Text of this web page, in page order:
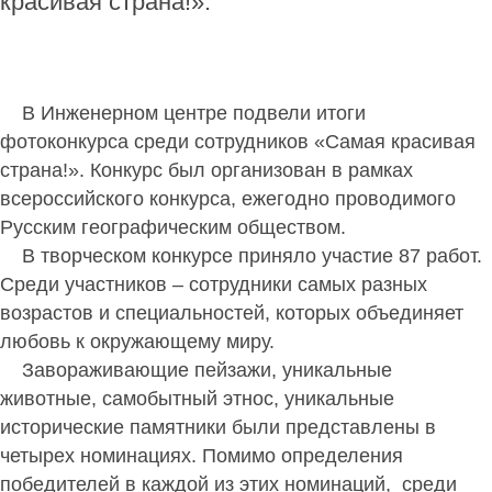
В Инженерном центре подвели итоги
фотоконкурса среди сотрудников «Самая красивая
страна!». Конкурс был организован в рамках
всероссийского конкурса, ежегодно проводимого
Русским географическим обществом.
В творческом конкурсе приняло участие 87 работ.
Среди участников – сотрудники самых разных
возрастов и специальностей, которых объединяет
любовь к окружающему миру.
Завораживающие пейзажи, уникальные
животные, самобытный этнос, уникальные
исторические памятники были представлены в
четырех номинациях. Помимо определения
победителей в каждой из этих номинаций, среди